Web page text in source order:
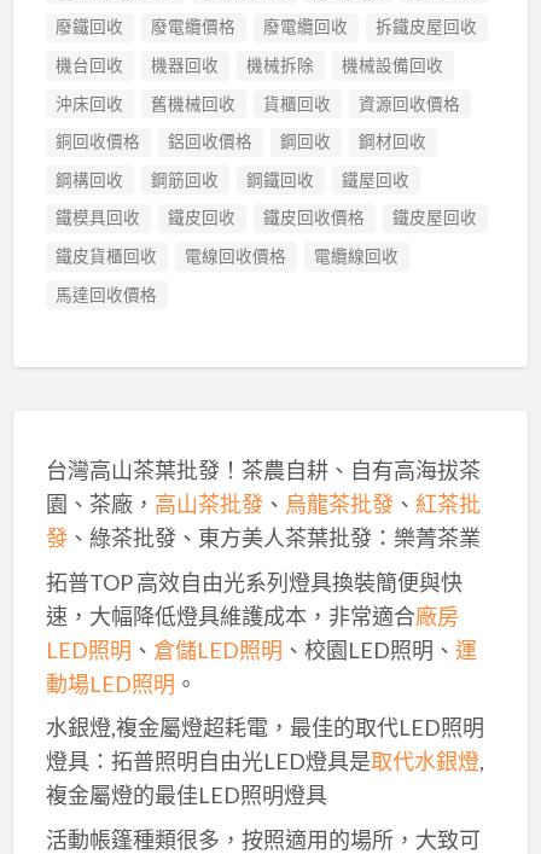
廢鐵回收
廢電纜價格 廢電纜回收
拆鐵皮屋回收
機台回收
機器回收 機械拆除
機械設備回收
沖床回收
舊機械回收 貨櫃回收
資源回收價格
銅回收價格
鋁回收價格 鋼回收
鋼材回收
鋼構回收
鋼筋回收 鋼鐵回收
鐵屋回收
鐵模具回收
鐵皮回收 鐵皮回收價格
鐵皮屋回收
鐵皮貨櫃回收
電線回收價格
電纜線回收
馬達回收價格
台灣高山茶葉批發！茶農自耕、自有高海拔茶
園、茶廠， 高山茶批發、 烏龍茶批發、 紅茶批
發、綠茶批發、東方美人茶葉批發：樂菁茶業
拓普TOP 高效自由光系列燈具換裝簡便與快
速，大幅降低燈具維護成本，非常適合廠房
LED照明 、 倉儲LED照明 、校園LED照明、 運
動場LED照明 。
水銀燈,複金屬燈超耗電，最佳的取代LED照明
燈具：拓普照明自由光LED燈具是取代水銀燈,
複金屬燈的最佳LED照明燈具
活動帳篷種類很多，按照適用的場所，大致可